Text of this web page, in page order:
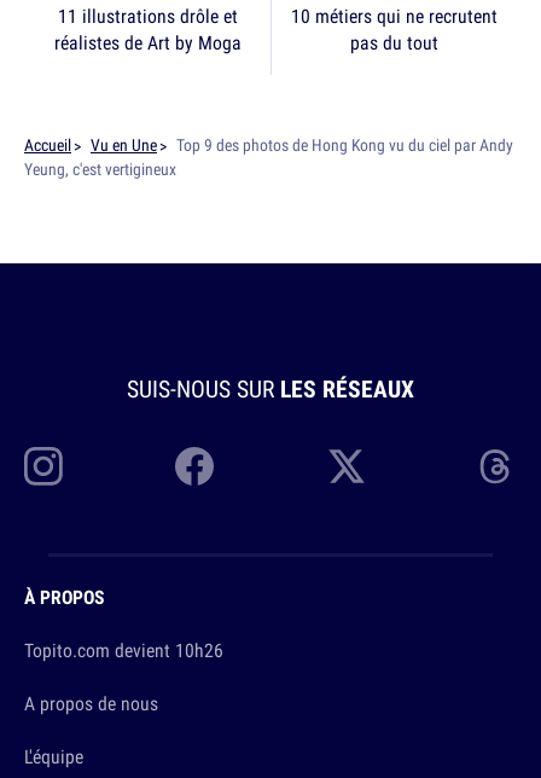
11 illustrations drôle et
réalistes de Art by Moga
10 métiers qui ne recrutent
pas du tout
Accueil Vu en Une
Top 9 des photos de Hong Kong vu du ciel par Andy
Yeung, c'est vertigineux
SUIS-NOUS SUR LES RÉSEAUX
À PROPOS
Topito.com devient 10h26
A propos de nous
L'équipe